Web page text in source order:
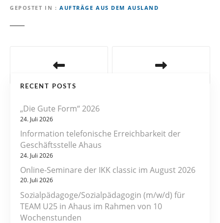
GEPOSTET IN AUFTRÄGE AUS DEM AUSLAND
RECENT POSTS
„Die Gute Form“ 2026
24. Juli 2026
Information telefonische Erreichbarkeit der
Geschäftsstelle Ahaus
24. Juli 2026
Online-Seminare der IKK classic im August 2026
20. Juli 2026
Sozialpädagoge/Sozialpädagogin (m/w/d) für
TEAM U25 in Ahaus im Rahmen von 10
Wochenstunden